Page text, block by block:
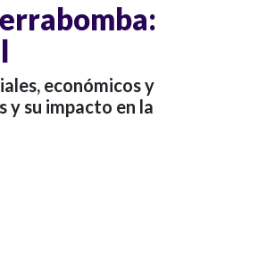
económicos y
y su impacto en la